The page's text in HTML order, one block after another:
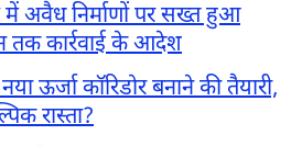
में अवैध निर्माणों पर सख्त हुआ
तक कार्रवाई के आदेश
ऊर्जा कॉरिडोर बनाने की तैयारी,
रास्ता?